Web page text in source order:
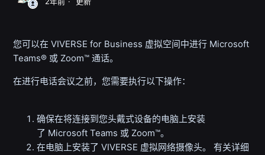
您可以在VIVERSE for Business 虚拟空间中进行 Microsoft
Teams® 或 Zoom™ 通话。
在进行电话会议之前，您需要执行以下操作：
确保在将连接到您头戴式设备的电脑上安装
了 Microsoft Teams 或 Zoom™。
在电脑上安装了VIVERSE 虚拟网络摄像头。
有关详细